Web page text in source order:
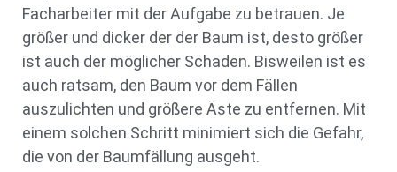
Facharbeiter mit der Aufgabe zu betrauen. Je
größer und dicker der der Baum ist, desto größer
ist auch der möglicher Schaden. Bisweilen ist es
auch ratsam, den Baum vor dem Fällen
auszulichten und größere Äste zu entfernen. Mit
einem solchen Schritt minimiert sich die Gefahr,
die von der Baumfällung ausgeht.